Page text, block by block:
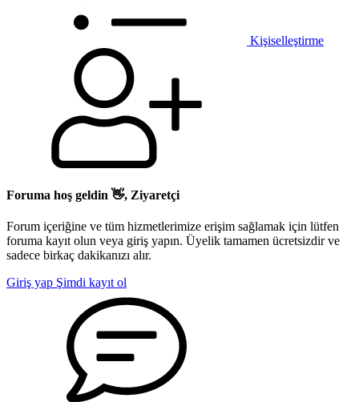
Kişiselleştirme
Foruma hoş geldin 👋, Ziyaretçi
Forum içeriğine ve tüm hizmetlerimize erişim sağlamak için lütfen
foruma kayıt olun veya giriş yapın. Üyelik tamamen ücretsizdir ve
sadece birkaç dakikanızı alır.
Giriş yap Şimdi kayıt ol